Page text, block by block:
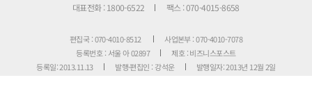
대표전화 : 1800-6522
팩스 : 070-4015-8658
편집국 : 070-4010-8512
사업본부 : 070-4010-7078
등록번호 : 서울 아 02897
제호 : 비즈니스포스트
등록일: 2013.11.13
발행·편집인 : 강석운
발행일자: 2013년 12월 2일